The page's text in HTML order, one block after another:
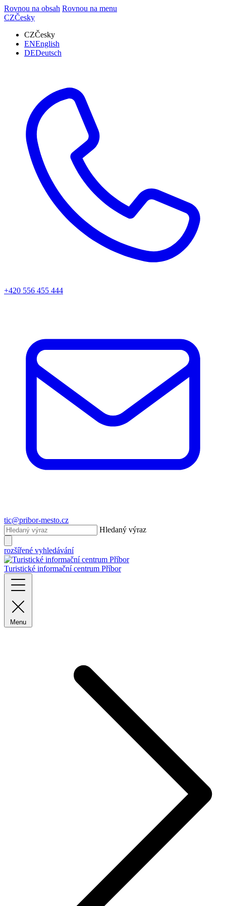
Rovnou na obsah Rovnou na menu
CZČesky
CZČesky
ENEnglish
DEDeutsch
+420 556 455 444
tic@pribor-mesto.cz
Hledaný výraz
rozšířené vyhledávání
Turistické informační centrum Příbor
Menu